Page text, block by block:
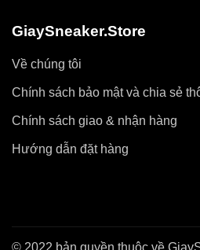
GiaySneaker.Store
Về chúng tôi
Chính sách bảo mật và chia sẻ
Chính sách giao & nhận hàng
Hướng dẫn đặt hàng